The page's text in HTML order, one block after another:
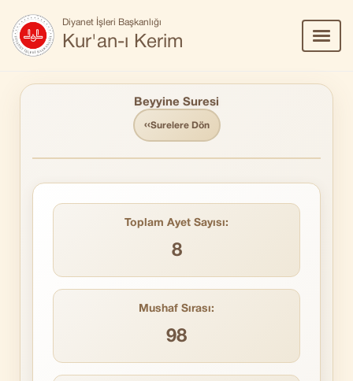
Diyanet İşleri Başkanlığı
Kur'an-ı Kerim
Aç/
‹‹Surelere Dön
Beyyine Suresi
Toplam Ayet Sayısı:
8
Mushaf Sırası:
98